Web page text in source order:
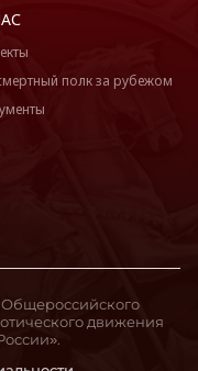
полк за рубежом
движения